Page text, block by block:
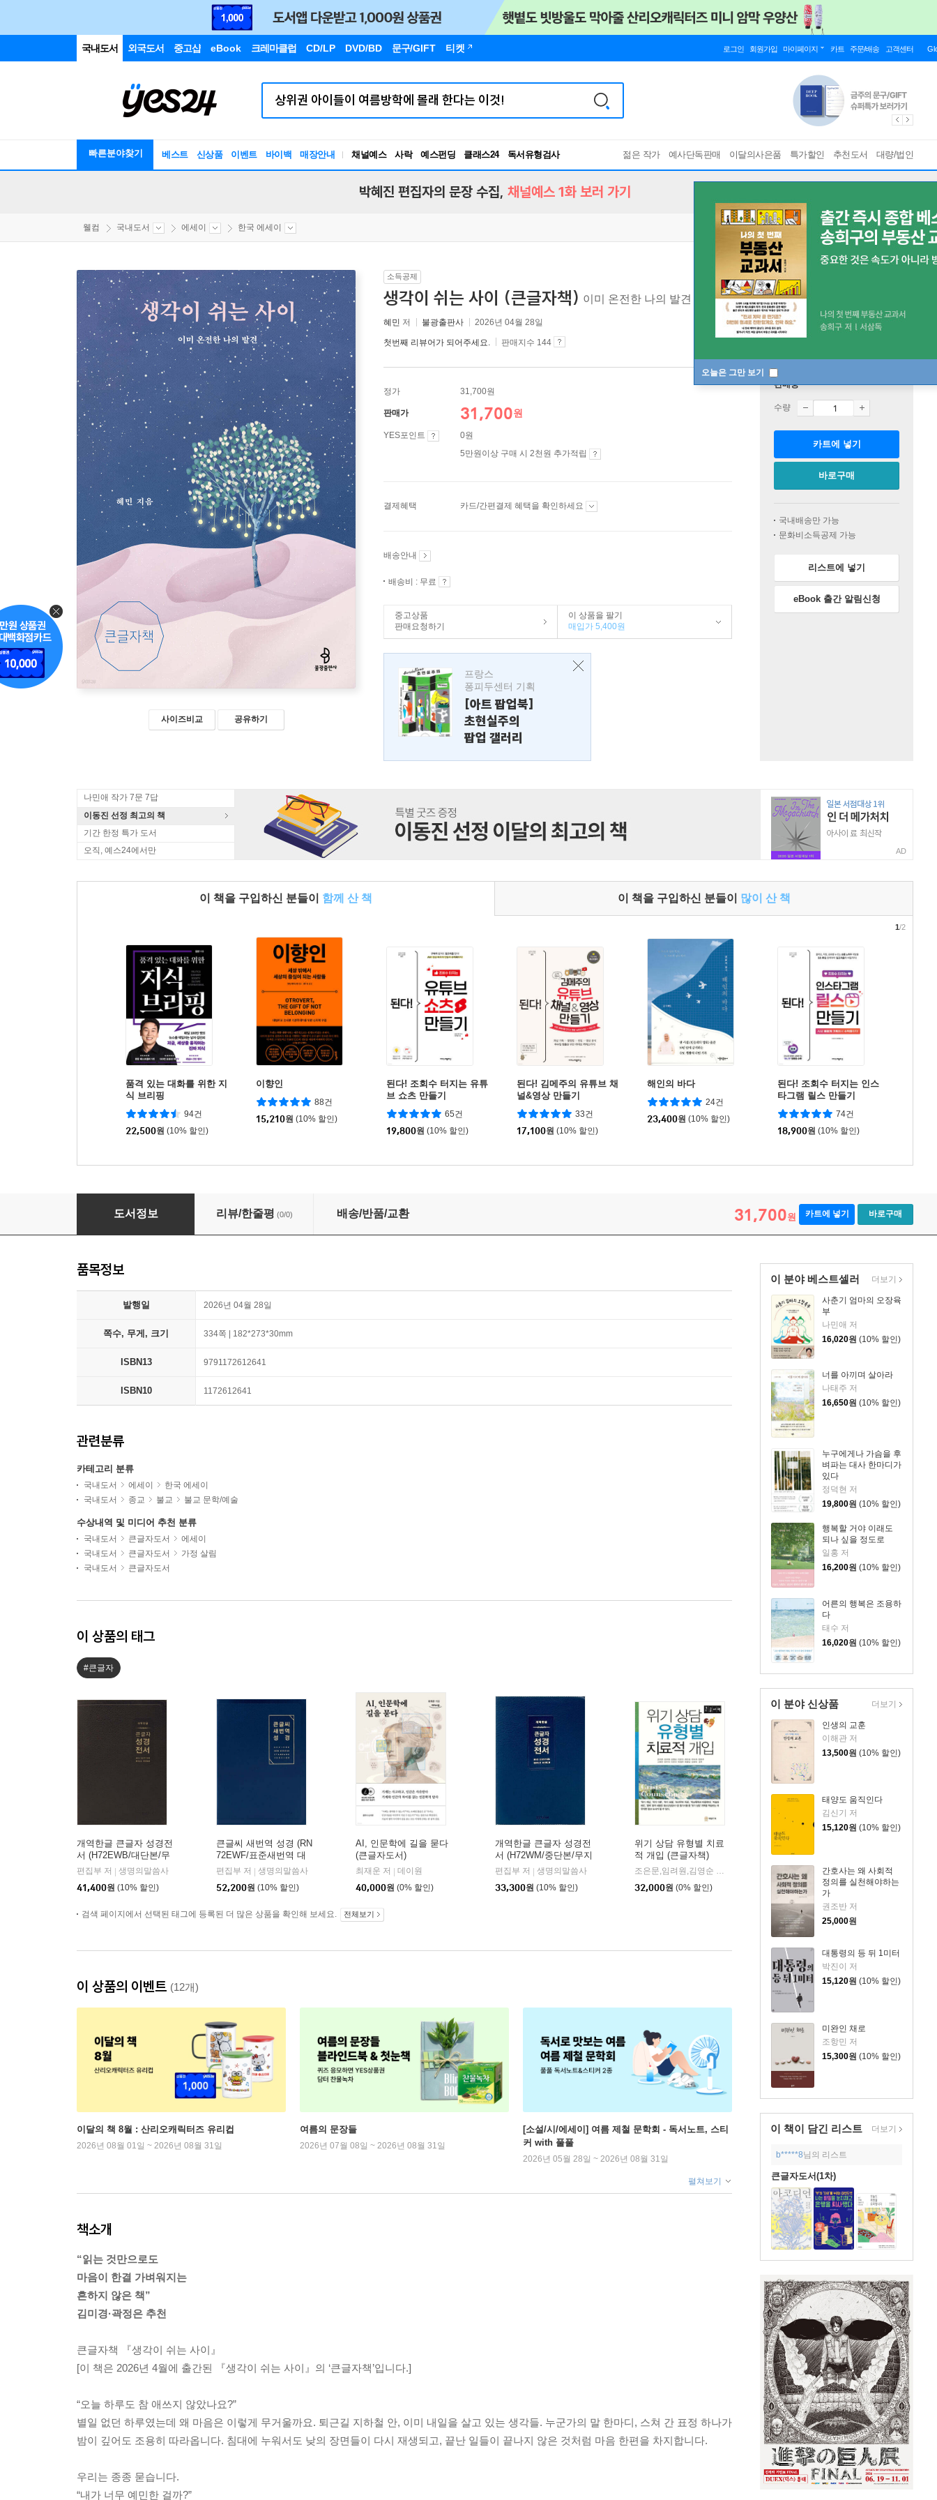
국내도서 외국도서 중고샵 eBook 크레마클럽 CD/LP DVD/BD 문구/GIFT 티켓 로그인 회원가입 마이페이지 카트 주문/배송 고객센터
빠른분야찾기 베스트 신상품 이벤트 바이백 매장안내 채널예스 사락 예스펀딩 클래스24
독서유형검사
RBTI Lab
젊은 작가 예사단독판매 이달의사은품 특가할인 추천도서 대량/법인
오늘은 그만 보기
박혜진 편집자의 문장 수집, 채널예스 1화 보러 가기
웰컴 국내도서 에세이 한국 에세이
사이즈비교 공유하기
소득공제
생각이 쉬는 사이 (큰글자책) 이미 온전한 나의 발견
혜민 저 불광출판사 2026년 04월 28일
첫번째 리뷰어가 되어주세요. 판매지수 144
정가 31,700원
판매가 31,700원
YES포인트
0원
5만원이상 구매 시 2천원 추가적립
결제혜택 카드/간편결제 혜택을 확인하세요
배송안내
배송비 : 무료
중고상품
판매요청하기
이 상품을 팔기
매입가 5,400원
프랑스
퐁피두센터 기획
[아트 팝업북]
초현실주의
팝업 갤러리
판매중
수량
카트에 넣기
바로구매
국내배송만 가능
문화비소득공제 가능
리스트에 넣기
eBook 출간 알림신청
나민애 작가 7문 7답
이동진 선정 최고의 책
기간 한정 특가 도서
오직, 예스24에서만
AD
이 책을 구입하신 분들이 함께 산 책 이 책을 구입하신 분들이 많이 산 책
품격 있는 대화를 위한 지
식 브리핑
94건
22,500원 (10% 할인)
이향인
88건
15,210원 (10% 할인)
된다! 조회수 터지는 유튜
브 쇼츠 만들기
65건
19,800원 (10% 할인)
된다! 김메주의 유튜브 채
널&영상 만들기
33건
17,100원 (10% 할인)
해인의 바다
24건
23,400원 (10% 할인)
된다! 조회수 터지는 인스
타그램 릴스 만들기
74건
18,900원 (10% 할인)
1/2
생각이 쉬는 사이 (큰글자책)
도서정보 리뷰/한줄평 (0/0) 배송/반품/교환 31,700원 카트에 넣기 바로구매
이 분야 베스트셀러
사춘기 엄마의 오장육
부
나민애 저
16,020원 (10% 할인)
너를 아끼며 살아라
나태주 저
16,650원 (10% 할인)
누구에게나 가슴을 후
벼파는 대사 한마디가
있다
정덕현 저
19,800원 (10% 할인)
행복할 거야 이래도
되나 싶을 정도로
일홍 저
16,200원 (10% 할인)
어른의 행복은 조용하
다
태수 저
16,020원 (10% 할인)
더보기
이 분야 신상품
인생의 교훈
이해관 저
13,500원 (10% 할인)
태양도 움직인다
김신기 저
15,120원 (10% 할인)
간호사는 왜 사회적
정의를 실천해야하는
가
권조반 저
25,000원
대통령의 등 뒤 1미터
박진이 저
15,120원 (10% 할인)
미완인 채로
조항민 저
15,300원 (10% 할인)
더보기
이 책이 담긴 리스트 더보기
b*****8님의 리스트
큰글자도서(1차)
품목정보
발행일 2026년 04월 28일
쪽수, 무게, 크기 334쪽 | 182*273*30mm
ISBN13 9791172612641
ISBN10 1172612641
관련분류
카테고리 분류
국내도서 에세이
한국 에세이
국내도서
종교 불교 불교 문학/예술
수상내역 및 미디어 추천 분류
국내도서 큰글자도서
에세이
국내도서
큰글자도서
가정 살림
국내도서
큰글자도서
이 상품의 태그
#큰글자
개역한글 큰글자 성경전
서 (H72EWB/대단본/무
지퍼/PU/반달 색인/해설
없음/각주 없음/다크브
라운)
편집부 저
생명의말씀사
41,400원 (10% 할인)
큰글씨 새번역 성경 (RN
72EWF/표준새번역 대
단본/무지퍼/PU/반달 색
인/주석 없음/뉴다크네
이비)
편집부 저
생명의말씀사
52,200원 (10% 할인)
AI, 인문학에 길을 묻다
(큰글자도서)
최재운 저
데이원
40,000원 (0% 할인)
개역한글 큰글자 성경전
서 (H72WM/중단본/무지
퍼/PU/반달 색인/해설
없음/각주 없음/다크네
이비)
편집부 저
생명의말씀사
33,300원 (10% 할인)
위기 상담 유형별 치료
적 개입 (큰글자책)
조은문,임려원,김영순 등저
32,000원 (0% 할인)
검색 페이지에서 선택된 태그에 등록된 더 많은 상품을 확인해 보세요. 전체보기
이 상품의 이벤트 (12개)
이달의 책 8월 : 산리오캐릭터즈 유리컵
2026년 08월 01일 ~ 2026년 08월 31일
여름의 문장들
2026년 07월 08일 ~ 2026년 08월 31일
[소설/시/에세이] 여름 제철 문학회 - 독서노트, 스티
커 with 풀풀
2026년 05월 28일 ~ 2026년 08월 31일
펼쳐보기
책소개
“읽는 것만으로도
마음이 한결 가벼워지는
흔하지 않은 책”
김미경·곽정은 추천
큰글자책 『생각이 쉬는 사이』
[이 책은 2026년 4월에 출간된 『생각이 쉬는 사이』의 ‘큰글자책’입니다.]
“오늘 하루도 참 애쓰지 않았나요?”
별일 없던 하루였는데 왜 마음은 이렇게 무거울까요. 퇴근길 지하철 안, 이미 내일을 살고 있는 생각들. 누군가의 말 한마디, 스쳐 간 표정 하나가
밤이 깊어도 조용히 따라옵니다. 침대에 누워서도 낮의 장면들이 다시 재생되고, 끝난 일들이 끝나지 않은 것처럼 마음 한편을 차지합니다.
우리는 종종 묻습니다.
“내가 너무 예민한 걸까?”